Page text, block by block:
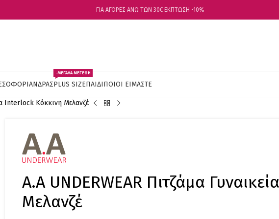
ΓΙΑ ΑΓΟΡΕΣ ΑΝΩ ΤΩΝ 30€ ΕΚΠΤΩΣΗ -10%
ΑΝΔΡΑΣPLUS SIZE
-ΜΕΓΑΛΑ ΜΕΓΕΘΗ
ΠΑΙΔΙΠΟΙΟΙ ΕΙΜΑΣΤΕ
Ιnterlock Κόκκινη Μελανζέ
Α.A UNDERWEAR Πιτζάμα
Μελανζέ